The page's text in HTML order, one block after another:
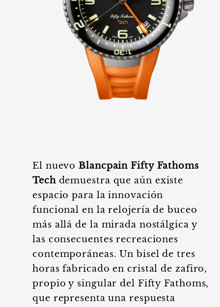
El nuevoBlancpain Fifty Fathoms
Techdemuestra que aún existe
espacio para la innovación
funcional en la relojería de buceo
más allá de la mirada nostálgica y
las consecuentes recreaciones
contemporáneas. Un bisel de tres
horas fabricado en cristal de zafiro,
propio y singular del Fifty Fathoms,
que representa una respuesta